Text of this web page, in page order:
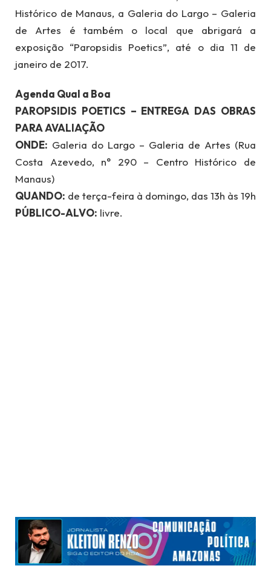
Histórico de Manaus, a Galeria do Largo – Galeria
de Artes é também o local que abrigará a
exposição “Paropsidis Poetics”, até o dia 11 de
janeiro de 2017.
Agenda Qual a Boa
PAROPSIDIS POETICS – ENTREGA DAS OBRAS
PARA AVALIAÇÃO
ONDE: Galeria do Largo – Galeria de Artes (Rua
Costa Azevedo, n° 290 – Centro Histórico de
Manaus)
QUANDO: de terça-feira à domingo, das 13h às 19h
PÚBLICO-ALVO: livre.